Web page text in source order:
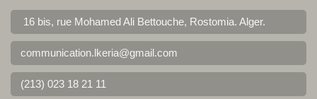
16 bis, rue Mohamed Ali Bettouche, Rostomia. Alger.
communication.lkeria@gmail.com
(213) 023 18 21 11